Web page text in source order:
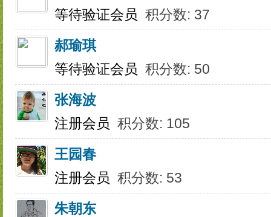
等待验证会员 积分数: 37
郝瑜琪
等待验证会员 积分数: 50
张海波
注册会员 积分数: 105
王园春
注册会员 积分数: 53
朱朝东